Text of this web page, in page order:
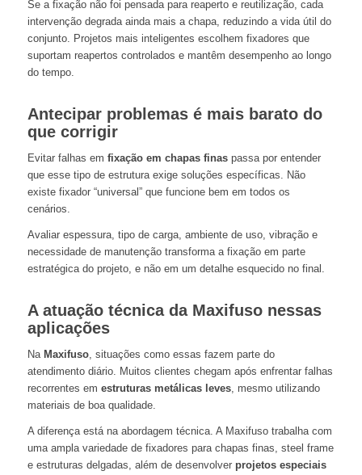
Se a fixação não foi pensada para reaperto e reutilização, cada
intervenção degrada ainda mais a chapa, reduzindo a vida útil do
conjunto. Projetos mais inteligentes escolhem fixadores que
suportam reapertos controlados e mantêm desempenho ao longo
do tempo.
Antecipar problemas é mais barato do
que corrigir
Evitar falhas em fixação em chapas finaspassa por entender
que esse tipo de estrutura exige soluções específicas. Não
existe fixador “universal” que funcione bem em todos os
cenários.
Avaliar espessura, tipo de carga, ambiente de uso, vibração e
necessidade de manutenção transforma a fixação em parte
estratégica do projeto, e não em um detalhe esquecido no final.
A atuação técnica da Maxifuso nessas
aplicações
Na Maxifuso, situações como essas fazem parte do
atendimento diário. Muitos clientes chegam após enfrentar falhas
recorrentes em estruturas metálicas leves, mesmo utilizando
materiais de boa qualidade.
A diferença está na abordagem técnica. A Maxifuso trabalha com
uma ampla variedade de fixadores para chapas finas, steel frame
e estruturas delgadas, além de desenvolver projetos especiais